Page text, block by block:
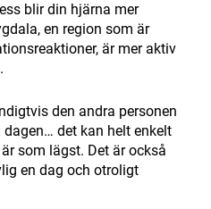
blir din hjärna mer
en region som är
är mer aktiv
den andra personen
det kan helt enkelt
som lägst. Det är också
en dag och otroligt